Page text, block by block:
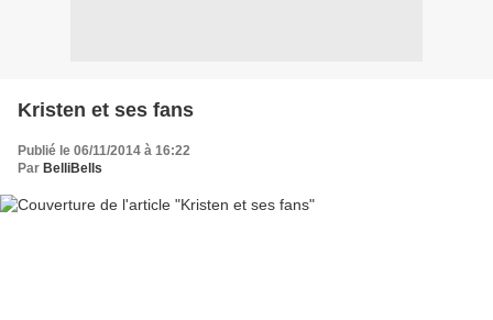
Kristen et ses fans
Publié le 06/11/2014 à 16:22
Par BelliBells